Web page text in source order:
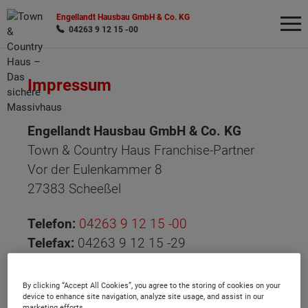
Engellandt Hausbau GmbH & Co. KG
04263 9 12 15 -00
Impressum
Engellandt Hausbau GmbH & Co. KG
Town & Country Haus Franchise-Partner
Vor der Eulenkammer 8
27383 Scheeßel
Telefon: 04263 9 12 15 -00
Telefax: 04263 9 12 15 -29
Registergericht:AG Walsrode
Wonach möchten Sie suchen?
By clicking “Accept All Cookies”, you agree to the storing of cookies on your
device to enhance site navigation, analyze site usage, and assist in our